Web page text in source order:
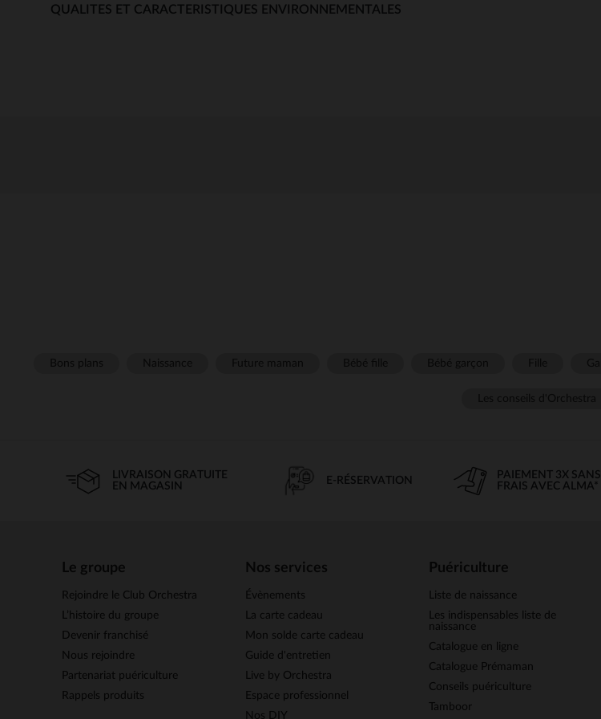
QUALITES ET CARACTERISTIQUES ENVIRONNEMENTALES
LIVRAISON GRATUITE
EN MAGASIN
E-RÉSERVATION
PAIEMENT 3X SANS
FRAIS AVEC ALMA*
Le groupe
Rejoindre le Club Orchestra
L’histoire du groupe
Devenir franchisé
Nous rejoindre
Partenariat puériculture
Rappels produits
Nos services
Évènements
La carte cadeau
Mon solde carte cadeau
Guide d'entretien
Live by Orchestra
Espace professionnel
Nos DIY
Puériculture
Liste de naissance
Les indispensables liste de
naissance
Catalogue en ligne
Catalogue Prémaman
Conseils puériculture
Tamboor